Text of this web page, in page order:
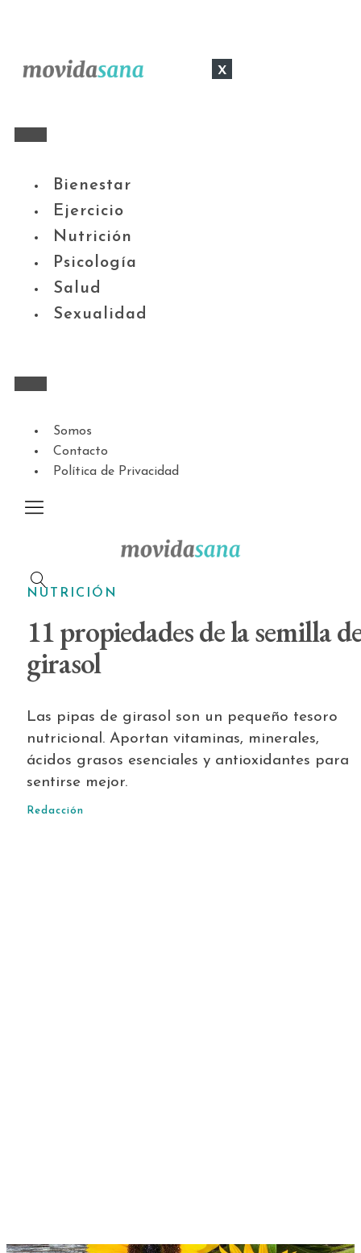
x
Bienestar
Ejercicio
Nutrición
Psicología
Salud
Sexualidad
Somos
Contacto
Política de Privacidad
NUTRICIÓN
11 propiedades de la semilla
girasol
Las pipas de girasol son un pequeño tesoro
nutricional. Aportan vitaminas, minerales,
ácidos grasos esenciales y antioxidantes para
sentirse mejor.
Redacción